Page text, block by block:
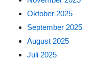
Oktober 2025
September 2025
August 2025
Juli 2025